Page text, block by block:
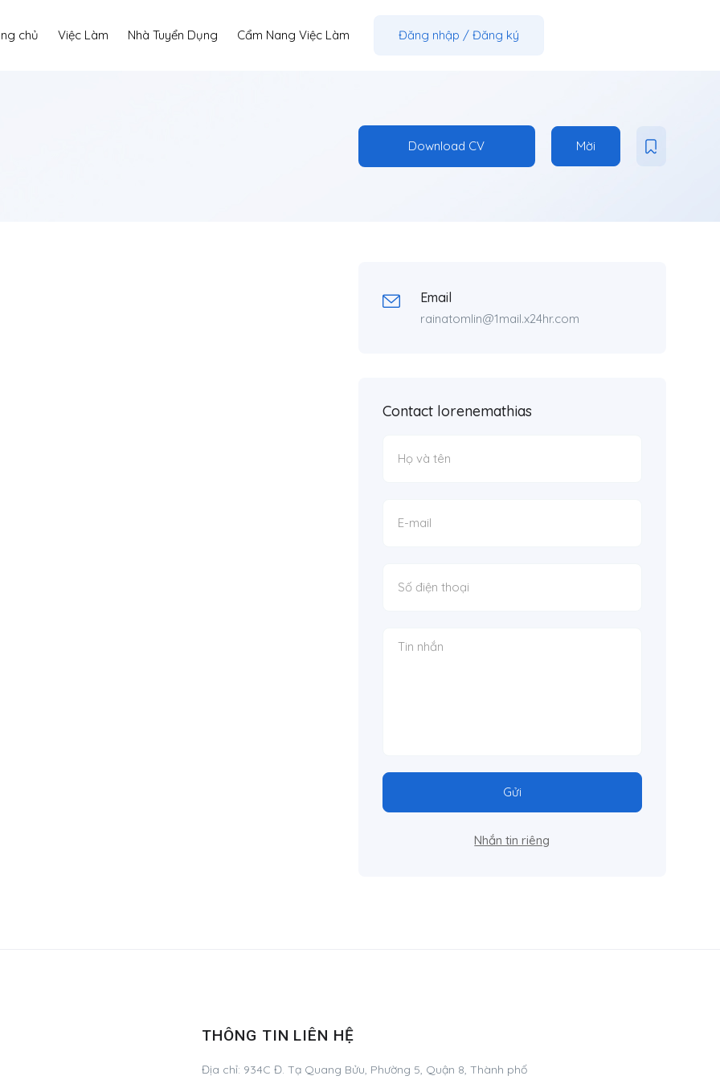
chủ Việc Làm Nhà Tuyển Dụng Cẩm Nang Việc Làm Đăng nhập / Đăng ký
Download CV Mời
Email
rainatomlin@1mail.x24hr.com
Contact lorenemathias
Gửi
Nhắn tin riêng
THÔNG TIN LIÊN HỆ
Địa chỉ: 934C Đ. Tạ Quang Bửu, Phường 5, Quận 8, Thành phố